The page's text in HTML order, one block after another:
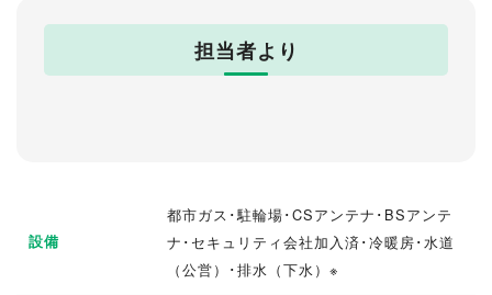
担当者より
設備
都市ガス･駐輪場･CSアンテナ･BSアンテ
ナ･セキュリティ会社加入済･冷暖房･水道
（公営）･排水（下水）※